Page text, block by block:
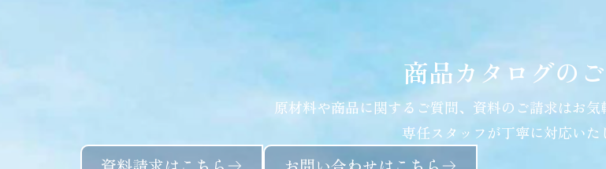
商品カタログの
原材料や商品に関するご質問、資料のご請求はお気
専任スタッフが丁寧に対応いた